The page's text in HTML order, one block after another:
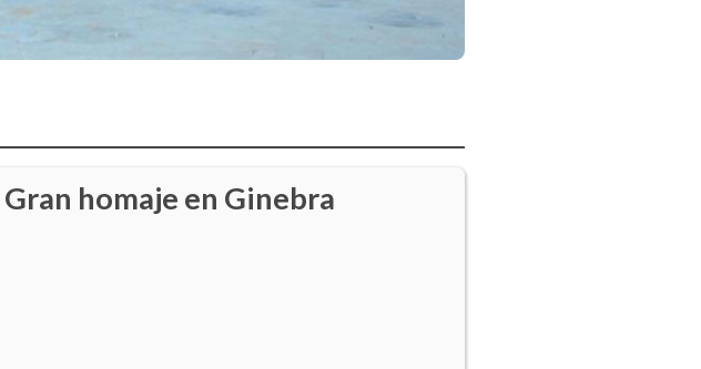
homaje en Ginebra